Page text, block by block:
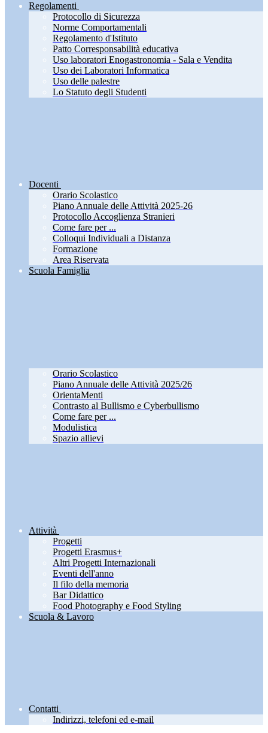
Regolamenti
Protocollo di Sicurezza
Norme Comportamentali
Regolamento d'Istituto
Patto Corresponsabilità educativa
Uso laboratori Enogastronomia - Sala e Vendita
Uso dei Laboratori Informatica
Uso delle palestre
Lo Statuto degli Studenti
Docenti
Orario Scolastico
Piano Annuale delle Attività 2025-26
Protocollo Accoglienza Stranieri
Come fare per ...
Colloqui Individuali a Distanza
Formazione
Area Riservata
Scuola Famiglia
Orario Scolastico
Piano Annuale delle Attività 2025/26
OrientaMenti
Contrasto al Bullismo e Cyberbullismo
Come fare per ...
Modulistica
Spazio allievi
Attività
Progetti
Progetti Erasmus+
Altri Progetti Internazionali
Eventi dell'anno
Il filo della memoria
Bar Didattico
Food Photography e Food Styling
Scuola & Lavoro
Contatti
Indirizzi, telefoni ed e-mail